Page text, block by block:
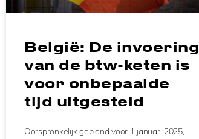
België: De invoering
van de btw-keten is
voor onbepaalde
tijd uitgesteld
Oorspronkelijk gepland voor 1 januari 2025,